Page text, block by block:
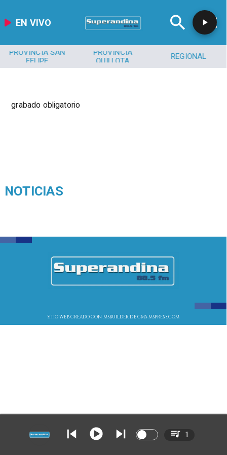
EN VIVO
PROVINCIA SAN
FELIPE
PROVINCIA
QUILLOTA
REGIONAL
grabado obligatorio
NOTICIAS
SITIO WEB CREADO CON MSBUILDER DE CMS-MSPRESS.COM
1